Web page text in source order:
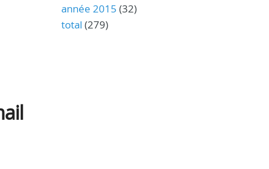
année 2015 (32)
total (279)